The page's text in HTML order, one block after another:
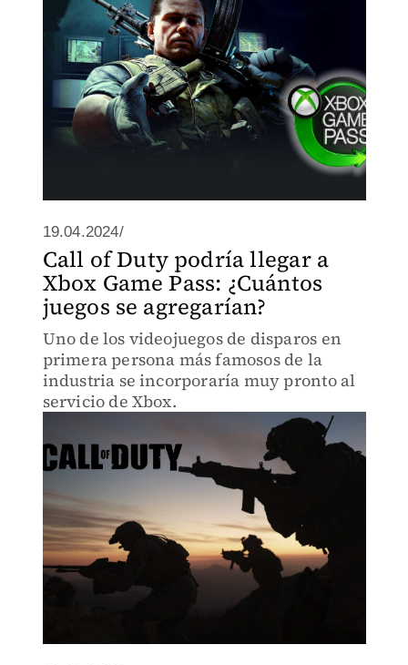
19.04.2024/
Call of Duty podría llegar a
Xbox Game Pass: ¿Cuántos
juegos se agregarían?
Uno de los videojuegos de disparos en
primera persona más famosos de la
industria se incorporaría muy pronto al
servicio de Xbox.